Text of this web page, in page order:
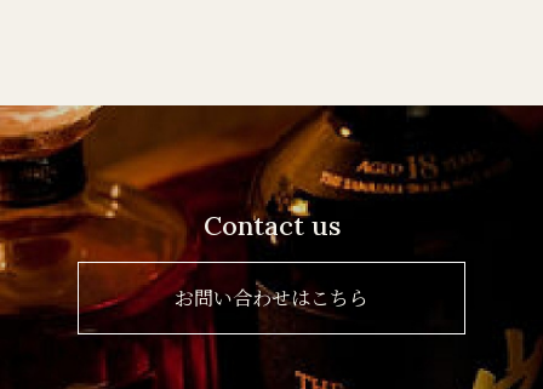
Contact us
お問い合わせはこちら